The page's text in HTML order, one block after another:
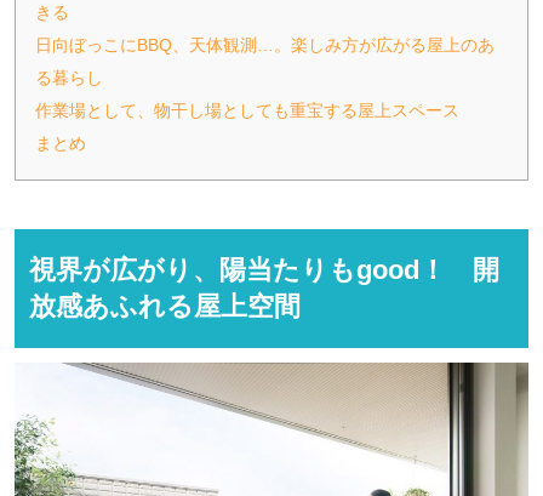
きる
日向ぼっこにBBQ、天体観測…。楽しみ方が広がる屋上のあ
る暮らし
作業場として、物干し場としても重宝する屋上スペース
まとめ
視界が広がり、陽当たりもgood！ 開
放感あふれる屋上空間